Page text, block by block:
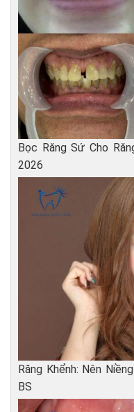
Bọc Răng Sứ Cho
2026
Răng Khểnh: Nên
BS